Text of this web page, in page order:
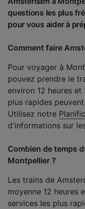
questions les plus
pour vous aider à
Comment faire
Pour voyager à
pouvez prendre le
environ 12 heures
plus rapides
Utilisez notre
d'informations sur
Combien de temps
Montpellier ?
Les trains de
moyenne 12 heures
services les plus